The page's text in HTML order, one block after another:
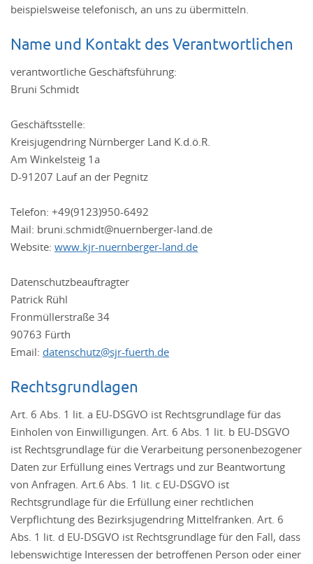
beispielsweise telefonisch, an uns zu übermitteln.
Name und Kontakt des Verantwortlichen
verantwortliche Geschäftsführung:
Bruni Schmidt
Geschäftsstelle:
Kreisjugendring Nürnberger Land K.d.ö.R.
Am Winkelsteig 1a
D-91207 Lauf an der Pegnitz
Telefon: +49(9123)950-6492
Mail: bruni.schmidt@nuernberger-land.de
Website: www.kjr-nuernberger-land.de
Datenschutzbeauftragter
Patrick Rühl
Fronmüllerstraße 34
90763 Fürth
Email: datenschutz@sjr-fuerth.de
Rechtsgrundlagen
Art. 6 Abs. 1 lit. a EU-DSGVO ist Rechtsgrundlage für das
Einholen von Einwilligungen. Art. 6 Abs. 1 lit. b EU-DSGVO
ist Rechtsgrundlage für die Verarbeitung personenbezogener
Daten zur Erfüllung eines Vertrags und zur Beantwortung
von Anfragen. Art.6 Abs. 1 lit. c EU-DSGVO ist
Rechtsgrundlage für die Erfüllung einer rechtlichen
Verpflichtung des Bezirksjugendring Mittelfranken. Art. 6
Abs. 1 lit. d EU-DSGVO ist Rechtsgrundlage für den Fall, dass
lebenswichtige Interessen der betroffenen Person oder einer